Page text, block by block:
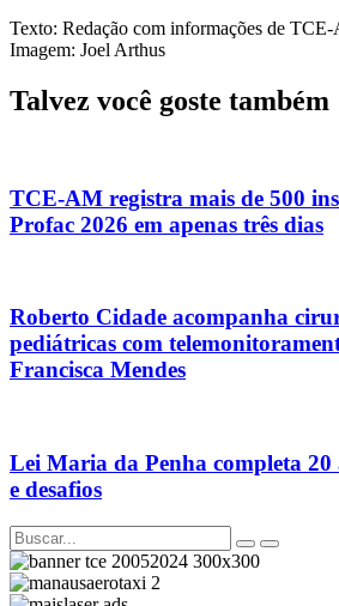
Texto: Redação com informações de
Imagem: Joel Arthus
Talvez você goste também
TCE-AM registra mais de 500
Profac 2026 em apenas três dias
Roberto Cidade acompanha
pediátricas com
Francisca Mendes
Lei Maria da Penha completa 20
e desafios